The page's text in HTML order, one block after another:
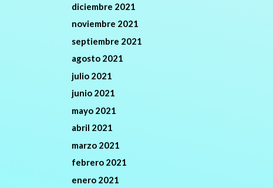
diciembre 2021
noviembre 2021
septiembre 2021
agosto 2021
julio 2021
junio 2021
mayo 2021
abril 2021
marzo 2021
febrero 2021
enero 2021